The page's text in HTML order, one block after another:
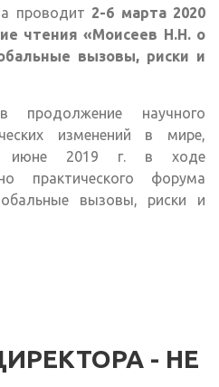
проводит 2-6 марта 2020
чтения «Моисеев Н.Н. о
вызовы, риски и
продолжение научного
изменений в мире,
июне 2019 г. в ходе
практического форума
вызовы, риски и
- НЕ